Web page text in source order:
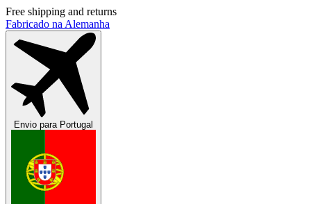
Free shipping and returns
Fabricado na Alemanha
Envio paraPortugal